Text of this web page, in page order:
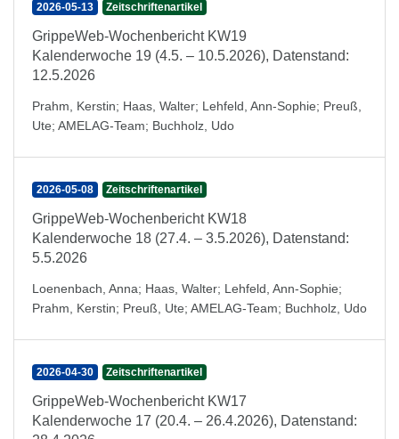
2026-05-13 Zeitschriftenartikel
GrippeWeb-Wochenbericht KW19
Kalenderwoche 19 (4.5. – 10.5.2026), Datenstand:
12.5.2026
Prahm, Kerstin; Haas, Walter; Lehfeld, Ann-Sophie; Preuß,
Ute; AMELAG-Team; Buchholz, Udo
2026-05-08 Zeitschriftenartikel
GrippeWeb-Wochenbericht KW18
Kalenderwoche 18 (27.4. – 3.5.2026), Datenstand:
5.5.2026
Loenenbach, Anna; Haas, Walter; Lehfeld, Ann-Sophie;
Prahm, Kerstin; Preuß, Ute; AMELAG-Team; Buchholz, Udo
2026-04-30 Zeitschriftenartikel
GrippeWeb-Wochenbericht KW17
Kalenderwoche 17 (20.4. – 26.4.2026), Datenstand: